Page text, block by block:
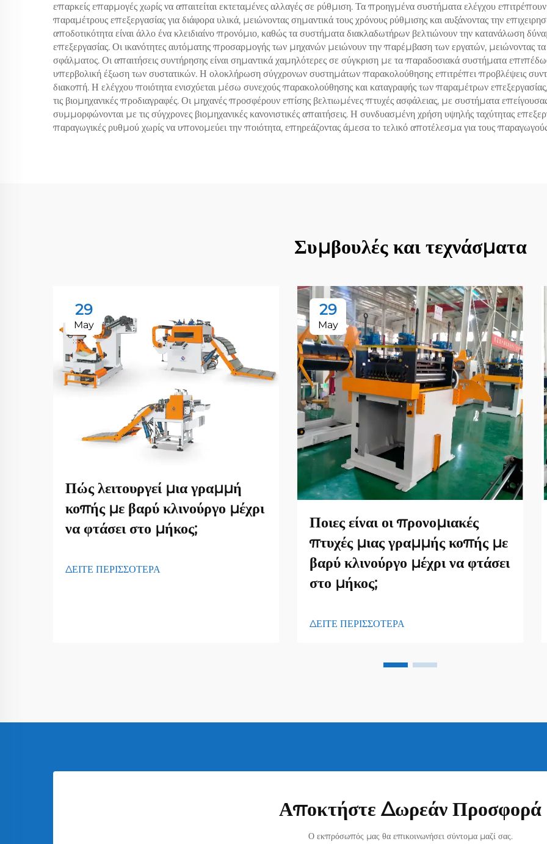
επαρκείς επαρμογές χωρίς να απαιτείται εκτεταμένες αλλαγές σε ρύθμιση. Τα προηγμένα συστήματα ελέγχου
παραμέτρους επεξεργασίας για διάφορα υλικά, μειώνοντας σημαντικά τους χρόνους ρύθμισης και αυξάνοντας την
αποδοτικότητα είναι άλλο ένα κλειδιαίνο προνόμιο, καθώς τα συστήματα διακλαδωτήρων βελτιώνουν την κατανάλωση
επεξεργασίας. Οι ικανότητες αυτόματης προσαρμογής των μηχανών μειώνουν την παρέμβαση των εργατών, μειώνοντας
σφάλματος. Οι απαιτήσεις συντήρησης είναι σημαντικά χαμηλότερες σε σύγκριση με τα παραδοσιακά συστήματα
υπερβολική έξωση των συστατικών. Η ολοκλήρωση σύγχρονων συστημάτων παρακολούθησης επιτρέπει προβλέψεις
διακοπή. Η ελέγχου ποιότητα ενισχύεται μέσω συνεχούς παρακολούθησης και καταγραφής των παραμέτρων
τις βιομηχανικές προδιαγραφές. Οι μηχανές προσφέρουν επίσης βελτιωμένες πτυχές ασφάλειας, με συστήματα
συμμορφώνονται με τις σύγχρονες βιομηχανικές κανονιστικές απαιτήσεις. Η συνδυασμένη χρήση υψηλής ταχύτητας
παραγωγικές ρυθμού χωρίς να υπονομεύει την ποιότητα, επηρεάζοντας άμεσα το τελικό αποτέλεσμα για τους
Συμβουλές και τεχνάσματα
29
May
Πώς λειτουργεί μια γραμμή
κοπής με βαρύ κλινούργο μέχρι
να φτάσει στο μήκος;
ΔΕΙΤΕ ΠΕΡΙΣΣΟΤΕΡΑ
29
May
Ποιες είναι οι προνομιακές
πτυχές μιας γραμμής κοπής με
βαρύ κλινούργο μέχρι να φτάσει
στο μήκος;
ΔΕΙΤΕ ΠΕΡΙΣΣΟΤΕΡΑ
Αποκτήστε Δωρεάν Προσφορά
Ο εκπρόσωπός μας θα επικοινωνήσει σύντομα μαζί σας.